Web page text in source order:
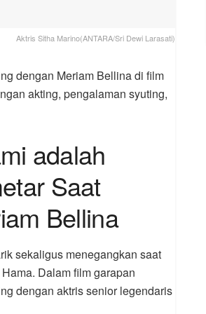
Aktris Sitha Marino(ANTARA/Sri Dewi Larasati)
dengan Meriam Bellina di film
akting, pengalaman syuting,
adalah
Saat
Bellina
sekaligus menegangkan saat
. Dalam film garapan
dengan aktris senior legendaris